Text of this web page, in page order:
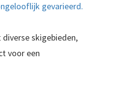
gevarieerd.
skigebieden,
voor een